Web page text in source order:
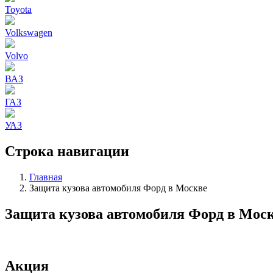
Toyota
Volkswagen
Volvo
ВАЗ
ГАЗ
УАЗ
Строка навигации
Главная
Защита кузова автомобиля Форд в Москве
Защита кузова автомобиля Форд в
Акция